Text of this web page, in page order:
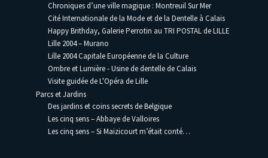
Chroniques d’une ville magique : Montreuil Sur Mer
Cité Internationale de la Mode et de la Dentelle à Calais
Happy Brithday, Galerie Perrotin au TRI POSTAL de LILLE
Lille 2004 – Murano
Lille 2004 Capitale Européenne de la Culture
Ombre et Lumière - Usine de dentelle de Calais
Visite guidée de L'Opéra de Lille
Parcs et Jardins
Des jardins et coins secrets de Belgique
Les cinq sens – Abbaye de Valloires
Les cinq sens – Si Maizicourt m’était conté…